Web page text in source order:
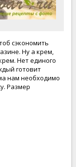
сэкономить
Ну а крем,
Нет единого
готовит
нам необходимо
Размер
дать пирожным